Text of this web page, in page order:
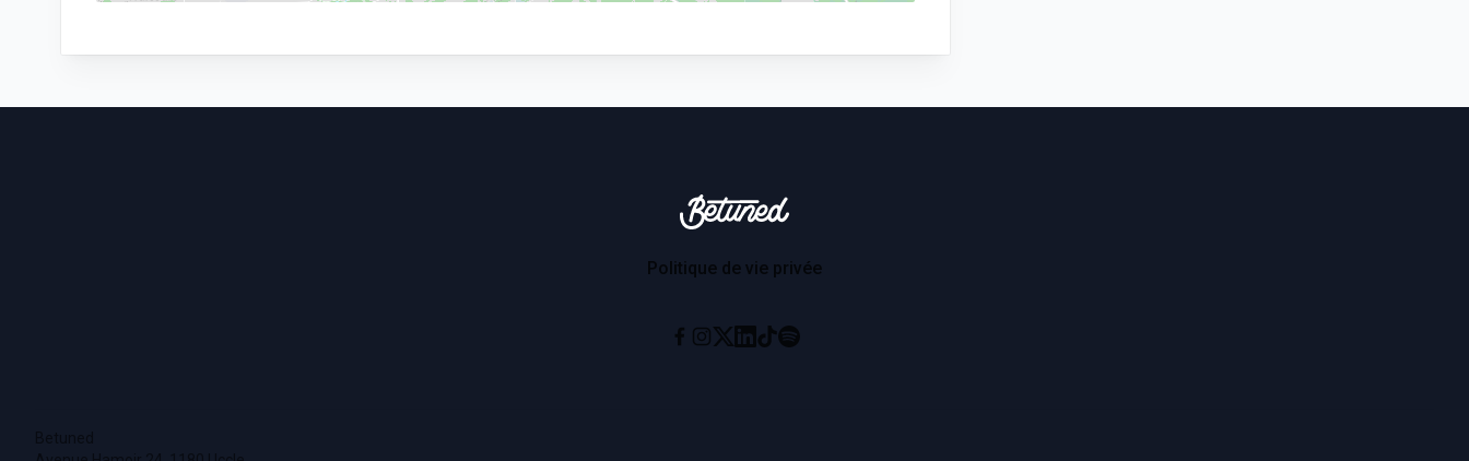
Betuned
Politique de vie privée
Instagram
X Linkedin
TiktokSpotify